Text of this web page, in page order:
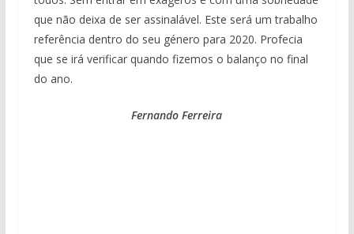
que não deixa de ser assinalável. Este será um trabalho
referência dentro do seu género para 2020. Profecia
que se irá verificar quando fizemos o balanço no final
do ano.
Fernando Ferreira